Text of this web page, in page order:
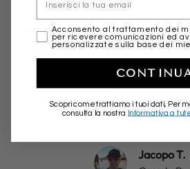
Friendly, professional and
More than positive
Jacopo T.
marketing
Acconsento al trattamento dei
per ricevere comunicazioni ed
personalizzate sulla base dei
Scopri come trattiamo i tuoi dati, Per
consulta la nostra Informativa a